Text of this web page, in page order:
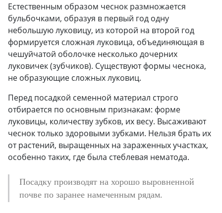
Естественным образом чеснок размножается
бульбочками, образуя в первый год одну
небольшую луковицу, из которой на второй год
формируется сложная луковица, объединяющая в
чешуйчатой оболочке несколько дочерних
луковичек (зубчиков). Существуют формы чеснока,
не образующие сложных луковиц.
Перед посадкой семенной материал строго
отбирается по основным признакам: форме
луковицы, количеству зубков, их весу. Высаживают
чеснок только здоровыми зубками. Нельзя брать их
от растений, выращенных на зараженных участках,
особенно таких, где была стеблевая нематода.
Посадку производят на хорошо выровненной
почве по заранее намеченным рядам.